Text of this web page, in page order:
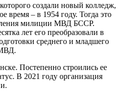
создали новый колледж,
время – в 1954 году. Тогда это
милиции МВД БССР.
лет его преобразовали в
среднего и младшего
Постепенно строились ее
В 2021 году организация